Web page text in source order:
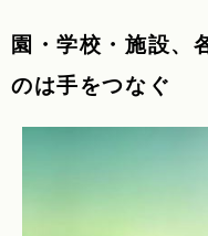
園・学校・施設
のは手をつなぐ